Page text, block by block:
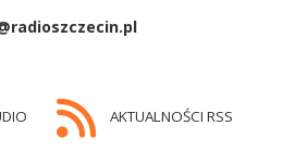
AKTUALNOŚCI RSS